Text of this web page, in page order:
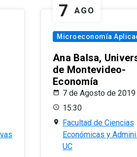
7 AGO
Microeconomía
Ana Balsa,
de Montevideo-
Economía
7 de Agosto de 2019
15:30
Facultad de Ciencias
Económicas y
UC